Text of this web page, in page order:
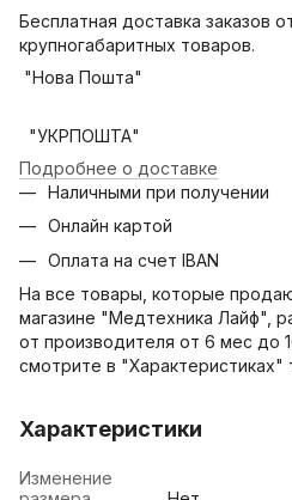
Бесплатная доставка заказов
крупногабаритных товаров.
"Нова Пошта"
"УКРПОШТА"
Подробнее о доставке
Наличными при получении
Онлайн картой
Оплата на счет IBAN
На все товары, которые
магазине "Медтехника Лайф",
от производителя от 6 мес до
смотрите в "Характеристиках"
Характеристики
Изменение